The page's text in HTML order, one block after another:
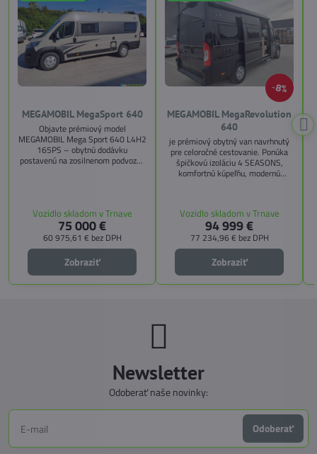
MEGAMOBIL MegaSport 640
Objavte prémiový model
MEGAMOBIL Mega Sport 640 L4H2
165PS – obytnú dodávku
postavenú na zosilnenom podvozku
pozdĺžnemu lôžku a možnosti
doplniť predné prídavné lôžko.
Vozidlo skladom v Trnave
75 000 €
60 975,61 € bez DPH
Zobraziť
8%
MEGAMOBIL MegaRevolution
640
je prémiový obytný van navrhnutý
pre celoročné cestovanie. Ponúka
špičkovú izoláciu 4 SEASONS,
komfortnú kúpeľňu, modernú
CITY, TECHNO, SICHERHEIT a
MEGA WINTER získate maximálnu
bezpečnosť, pohodlie a
technologické inovácie. Ideálna
voľba pre tých, ktorí hľadajú luxus,
funkčnosť a slobodu na cestách.
Vozidlo skladom v Trnave
94 999 €
77 234,96 € bez DPH
Zobraziť
Newsletter
Odoberať naše novinky:
Odoberať